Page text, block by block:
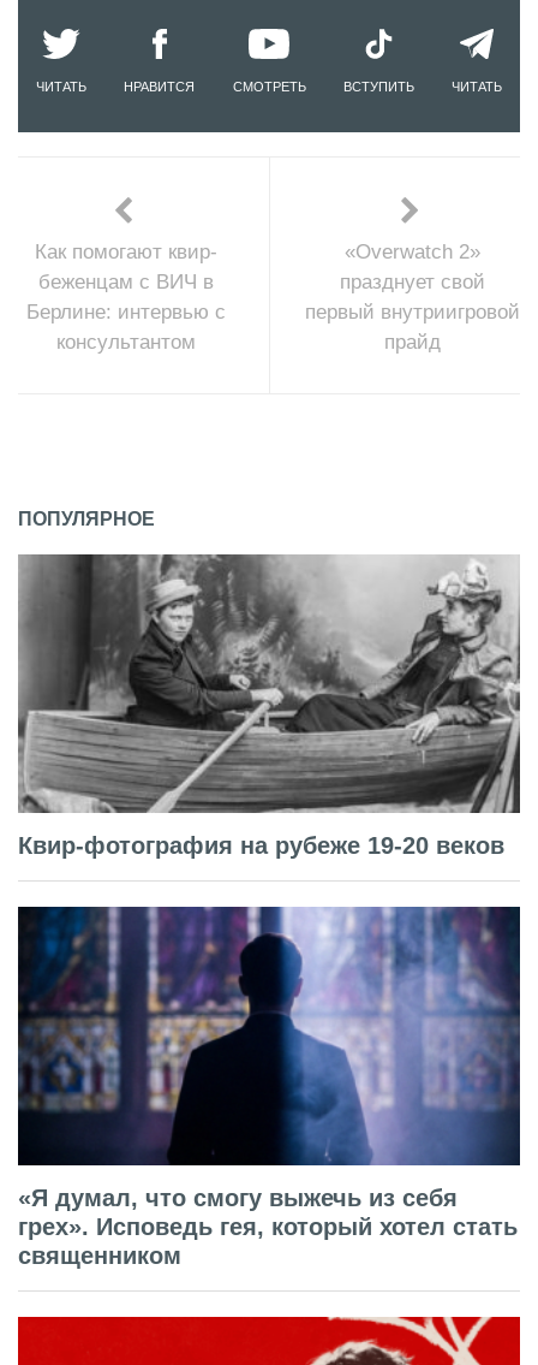
ЧИТАТЬ НРАВИТСЯ СМОТРЕТЬ ВСТУПИТЬ ЧИТАТЬ
Как помогают квир-
беженцам с ВИЧ в
Берлине: интервью с
консультантом
«Overwatch 2»
празднует свой
первый внутриигровой
прайд
ПОПУЛЯРНОЕ
Квир-фотография на рубеже 19-20 веков
«Я думал, что смогу выжечь из себя
грех». Исповедь гея, который хотел стать
священником